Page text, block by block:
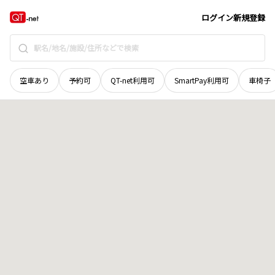
ログイン新規登録
空車あり 予約可 QT-net利用可 SmartPay利用可 車椅子
北海道